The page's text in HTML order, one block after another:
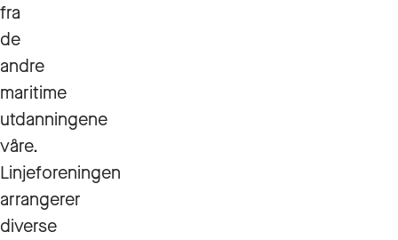
fra
de
andre
maritime
utdanningene
våre.
Linjeforeningen
arrangerer
diverse